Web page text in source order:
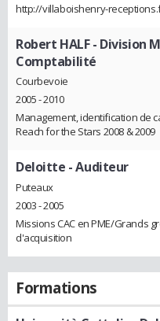
http://villaboishenry-
Robert HALF- Division
Comptabilité
Courbevoie
2005 - 2010
Management, identification de
Reach for the Stars 2008 & 2009
Deloitte - Auditeur
Puteaux
2003 - 2005
Missions CAC en PME/Grands
d'acquisition
Formations